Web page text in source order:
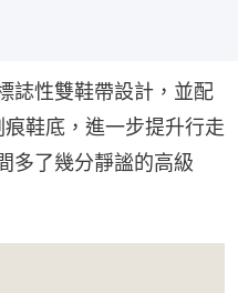
誌性雙鞋帶設計，並配
鞋底，進一步提升行走
多了幾分靜謐的高級